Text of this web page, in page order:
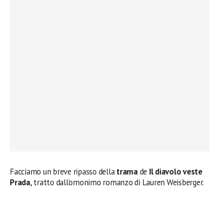
Facciamo un breve ripasso dellatramade Il diavolo veste
Prada, tratto dall’omonimo romanzo di Lauren Weisberger.